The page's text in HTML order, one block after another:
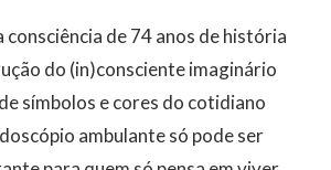
consciência de 74 anos de história
do (in)consciente imaginário
símbolos e cores do cotidiano
ambulante só pode ser